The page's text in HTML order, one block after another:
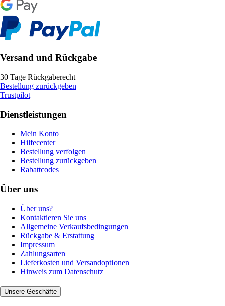
Versand und Rückgabe
30 Tage Rückgaberecht
Bestellung zurückgeben
Trustpilot
Dienstleistungen
Mein Konto
Hilfecenter
Bestellung verfolgen
Bestellung zurückgeben
Rabattcodes
Über uns
Über uns?
Kontaktieren Sie uns
Allgemeine Verkaufsbedingungen
Rückgabe & Erstattung
Impressum
Zahlungsarten
Lieferkosten und Versandoptionen
Hinweis zum Datenschutz
Unsere Geschäfte